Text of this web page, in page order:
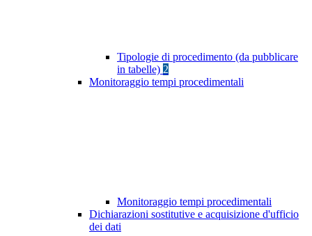
Tipologie di procedimento (da pubblicare
in tabelle) 2
Monitoraggio tempi procedimentali
Monitoraggio tempi procedimentali
Dichiarazioni sostitutive e acquisizione d'ufficio
dei dati